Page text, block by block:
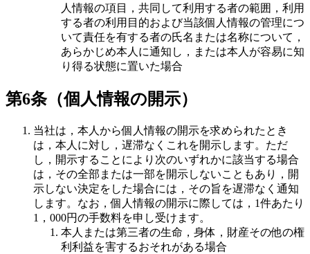
人情報の項目，共同して利用する者の範囲，利用
する者の利用目的および当該個人情報の管理につ
いて責任を有する者の氏名または名称について，
あらかじめ本人に通知し，または本人が容易に知
り得る状態に置いた場合
第6条（個人情報の開示）
当社は，本人から個人情報の開示を求められたとき
は，本人に対し，遅滞なくこれを開示します。ただ
し，開示することにより次のいずれかに該当する場合
は，その全部または一部を開示しないこともあり，開
示しない決定をした場合には，その旨を遅滞なく通知
します。なお，個人情報の開示に際しては，1件あたり
1，000円の手数料を申し受けます。
本人または第三者の生命，身体，財産その他の権
利利益を害するおそれがある場合